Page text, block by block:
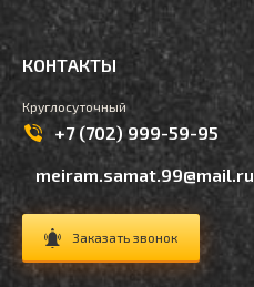
КОНТАКТЫ
Круглосуточный
+7 (702) 999-59-95
meiram.samat.99@mail.ru
Заказать звонок